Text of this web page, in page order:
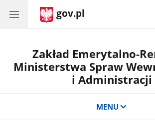
gov.pl
Zakład Emerytalno-
Ministerstwa Spraw
i Administracji
MENU